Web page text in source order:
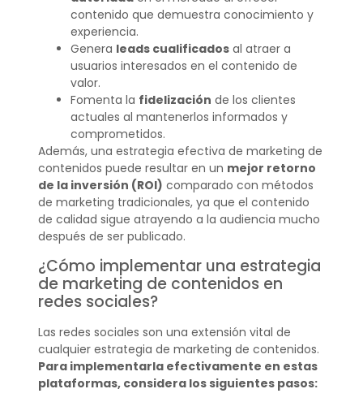
contenido que demuestra conocimiento y
experiencia.
Genera leads cualificadosal atraer a
usuarios interesados en el contenido de
valor.
Fomenta la fidelización de los clientes
actuales al mantenerlos informados y
comprometidos.
Además, una estrategia efectiva de marketing de
contenidos puede resultar en un mejor retorno
de la inversión (ROI) comparado con métodos
de marketing tradicionales, ya que el contenido
de calidad sigue atrayendo a la audiencia mucho
después de ser publicado.
¿Cómo implementar una estrategia
de marketing de contenidos en
redes sociales?
Las redes sociales son una extensión vital de
cualquier estrategia de marketing de contenidos.
Para implementarla efectivamente en estas
plataformas, considera los siguientes pasos: